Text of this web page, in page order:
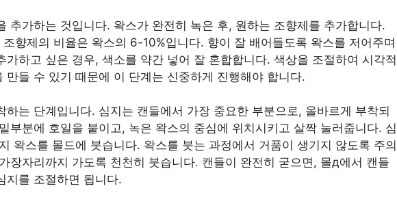
추가하는 것입니다. 왁스가 완전히 녹은 후, 원하는 조향제를 추가합니다.
향제의 비율은 왁스의 6-10%입니다. 향이 잘 배어들도록 왁스를 저어주며
가하고 싶은 경우, 색소를 약간 넣어 잘 혼합합니다. 색상을 조절하여 시각적
만들 수 있기 때문에 이 단계는 신중하게 진행해야 합니다.
하는 단계입니다. 심지는 캔들에서 가장 중요한 부분으로, 올바르게 부착되
부분에 호일을 붙이고, 녹은 왁스의 중심에 위치시키고 살짝 눌러줍니다. 심
왁스를 몰드에 붓습니다. 왁스를 붓는 과정에서 거품이 생기지 않도록 주의
장자리까지 가도록 천천히 붓습니다. 캔들이 완전히 굳으면, 몰д에서 캔들
지를 조절하면 됩니다.